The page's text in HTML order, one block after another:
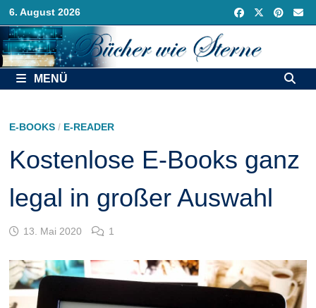
Zurück
zum
Inhalt
6. August 2026
MENÜ
E-BOOKS/ E-READER
Kostenlose E-Books ganz
legal in großer Auswahl
13. Mai 2020 1